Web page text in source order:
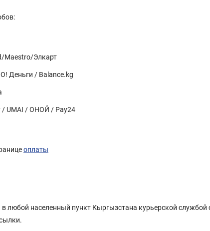
Maestro/Элкарт
Деньги / Balance.kg
/ UMAI / ОНОЙ / Pay24
оплаты
любой населенный пункт Кыргызстана курьерской службой